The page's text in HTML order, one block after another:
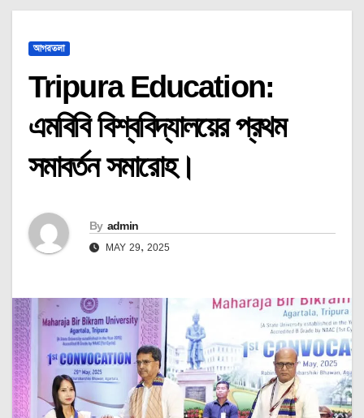
আগরতলা
Tripura Education:
এমবিবি বিশ্ববিদ্যালয়ের প্রথম
সমাবর্তন সমারোহ।
By admin
MAY 29, 2025